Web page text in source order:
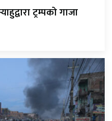
ट्रम्पको गाजा